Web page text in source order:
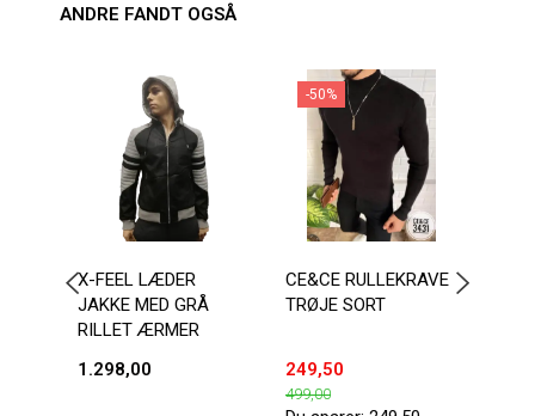
ANDRE FANDT OGSÅ
X-FEEL LÆDER
JAKKE MED GRÅ
RILLET ÆRMER
1.298,00
-50%
CE&CE RULLEKRAVE
TRØJE SORT
249,50
499,00